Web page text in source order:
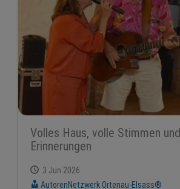
Volles Haus, volle Stimmen
Erinnerungen
3 Jun 2026
AutorenNetzwerk Ortenau-Elsass®